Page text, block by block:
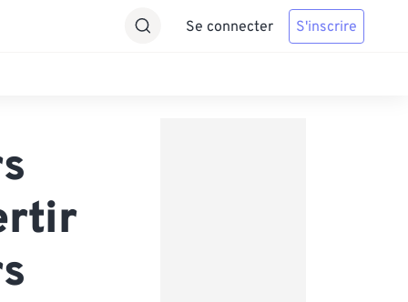
Se connecter S'inscrire